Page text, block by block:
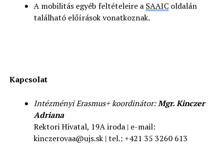
A mobilitás egyéb feltételeire a SAAIColdalán
található előírások vonatkoznak.
Kapcsolat
Intézményi Erasmus+ koordinátor:Mgr.Kinczer
Adriana
Rektori Hivatal, 19A iroda | e-mail:
kinczerovaa@ujs.sk | tel.: +421 35 3260 613